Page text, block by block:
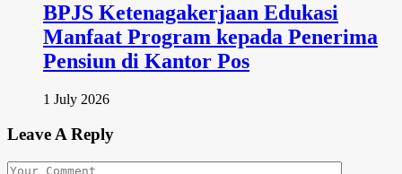
BPJS Ketenagakerjaan Edukasi
Manfaat Program kepada Penerima
Pensiun di Kantor Pos
1 July 2026
Leave A Reply